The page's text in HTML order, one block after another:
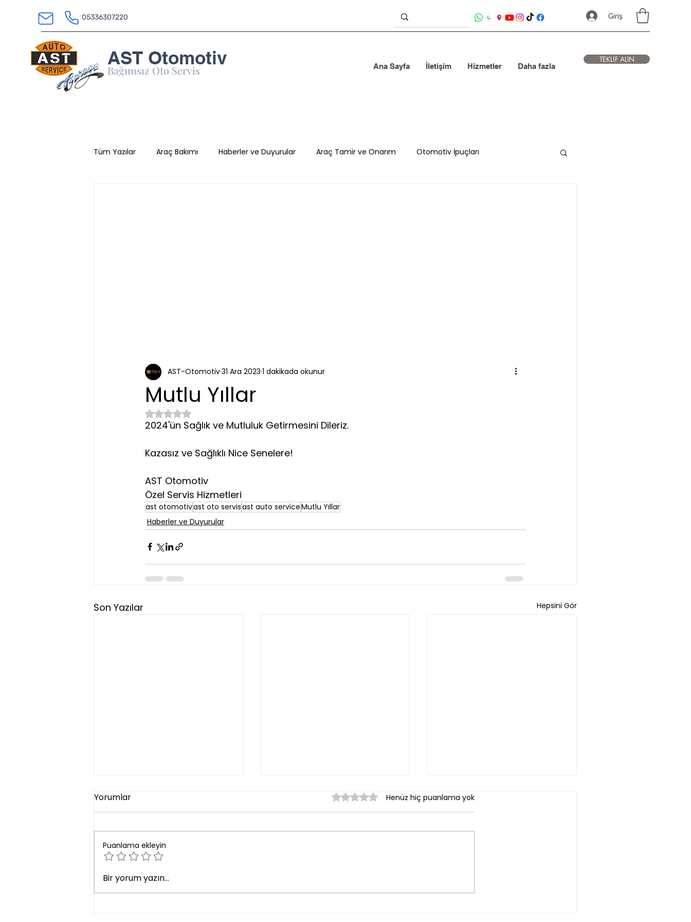
05336307220 Giriş
AST Otomotiv
Bağımsız Oto Servis Ana Sayfa İletişim Hizmetler Daha fazla
TEKLİF ALIN
Tüm Yazılar Araç Bakımı Haberler ve Duyurular Araç Tamir ve Onarım Otomotiv İpuçları
Mutlu Yıllar
AST-Otomotiv31 Ara 2023 1 dakikada okunur
5 üzerinden NaN yıldız
2024'ün Sağlık ve Mutluluk Getirmesini Dileriz.
Kazasız ve Sağlıklı Nice Senelere!
AST Otomotiv
Özel Servis Hizmetleri
ast otomotivast oto servisast auto serviceMutlu Yıllar
Haberler ve Duyurular
Son Yazılar Hepsini Gör
Granüler Ceviz Kabugu
Yöntemi İle Subap Kurum
yarar? Hangi araç ve
Dikkat Edilmeli?
Yorumlar 5 üzerinden 0 yıldızHenüz hiç puanlama yok
Puanlama ekleyin
Bir yorum yazın...